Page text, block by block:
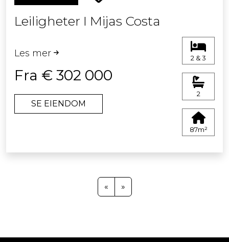
Leiligheter I Mijas Costa
Les mer
Fra € 302 000
SE EIENDOM
2 & 3
2
87m²
« »